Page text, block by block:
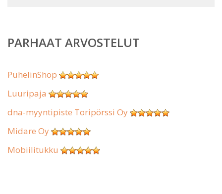
PARHAAT ARVOSTELUT
PuhelinShop
Luuripaja
dna-myyntipiste Toripörssi Oy
Midare Oy
Mobiilitukku